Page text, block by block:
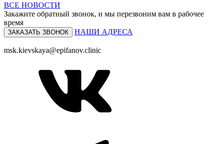
ВСЕ НОВОСТИ
Закажите обратный звонок, и мы перезвоним вам в рабочее
время
ЗАКАЗАТЬ ЗВОНОК
НАШИ АДРЕСА
msk.kievskaya@epifanov.clinic